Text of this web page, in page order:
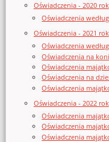
Oświadczenia - 2020 rok
Oświadczenia
Oświadczenia - 2021 rok
Oświadczenia
Oświadczenia na
Oświadczenia
Oświadczenia na
Oświadczenia
Oświadczenia - 2022 rok
Oświadczenia
Oświadczenia
Oświadczenia